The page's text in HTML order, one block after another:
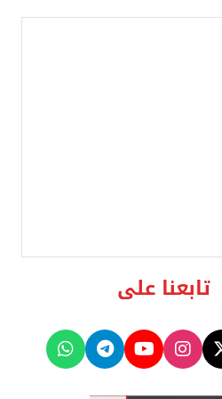
تابعنا على